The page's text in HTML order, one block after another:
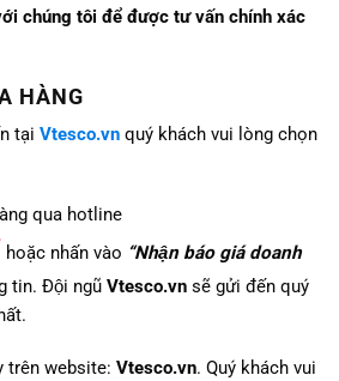
chúng tôi để được tư vấn chính xác
HÀNG
tại Vtesco.vn quý khách vui lòng chọn
qua hotline
hoặc nhấn vào “Nhận báo giá doanh
tin. Đội ngũ Vtesco.vn sẽ gửi đến quý
trên website: Vtesco.vn. Quý khách vui